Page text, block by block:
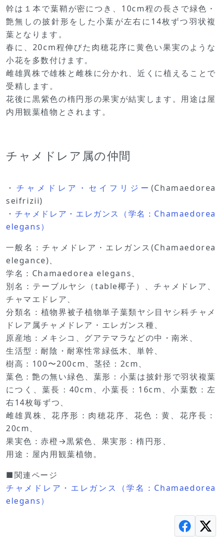
幹は１本で葉鞘が密につき、10cm程の長さで緑色・
艶無しの披針形をした小葉が左右に14枚ずつ羽状複
葉となります。
春に、20cm程伸びた肉穂花序に黄色い果実のような
小花を多数付けます。
雌雄異株で雄株と雌株に分かれ、近くに植えることで
受精します。
花後に黒紫色の楕円形の果実が結実します。用途は屋
内用観葉植物とされます。
チャメドレア属の仲間
・ チャメドレア・セイフリジー (Chamaedorea
seifrizii)
・ チャメドレア・エレガンス（学名：Chamaedorea
elegans）
一般名：チャメドレア・エレガンス(Chamaedorea
elegance)、
学名：Chamaedorea elegans、
別名：テーブルヤシ（table椰子）、チャメドレア、
チャマエドレア、
分類名：植物界被子植物単子葉類ヤシ目ヤシ科チャメ
ドレア属チャメドレア・エレガンス種、
原産地：メキシコ、グアテマラなどの中・南米、
生活型：耐陰・耐寒性常緑低木、単幹、
樹高：100〜200cm、茎径：2cm、
葉色：艶の無い緑色、葉形：小葉は披針形で羽状複葉
につく、葉長：40cm、小葉長：16cm、小葉数：左
右14枚毎ずつ、
雌雄異株、花序形：肉穂花序、花色：黄、花序長：
20cm、
果実色：赤橙→黒紫色、果実形：楕円形、
用途：屋内用観葉植物。
■関連ページ
チャメドレア・エレガンス（学名：Chamaedorea
elegans）